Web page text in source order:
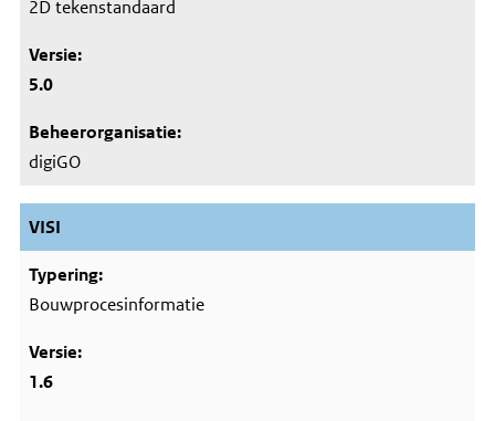
2D tekenstandaard
5.0
digiGO
VISI
Bouwprocesinformatie
1.6